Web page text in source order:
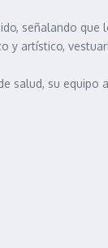
señalando
y artístico,
salud, su